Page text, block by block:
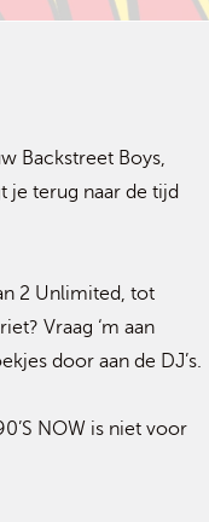
Backstreet Boys,
je terug naar de tijd
2 Unlimited, tot
Vraag ‘m aan
door aan de DJ’s.
NOW is niet voor